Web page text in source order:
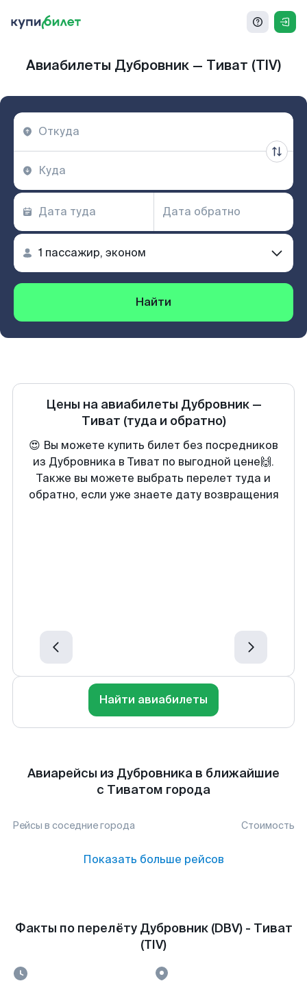
Авиабилеты Дубровник — Тиват (TIV)
Найти
Цены на авиабилеты Дубровник—
Тиват (туда и обратно)
😍 Вы можете купить билет без посредников
из Дубровника в Тиват по выгодной цене🙌.
Также вы можете выбрать перелет туда и
обратно, если уже знаете дату возвращения
Найти авиабилеты
Авиарейсы из Дубровника в ближайшие
с Тиватом города
Рейсы в соседние города Стоимость
Показать больше рейсов
Факты по перелёту Дубровник (DBV) - Тиват
(TIV)